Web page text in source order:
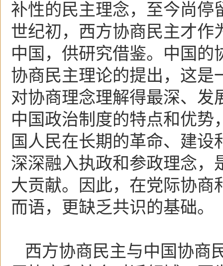
补性的民主理念，至今尚停
世纪初，西方协商民主才作
中国，供研究借鉴。中国
协商民主理论的提出，这是
对协商理念理解得最深、发
中国政治制度的特点和优
国人民在长期的革命、建
深深融入执政和参政理念，
大贡献。因此，在党际协商
而语，更缺乏共识的基础。
西方协商民主与中国协商